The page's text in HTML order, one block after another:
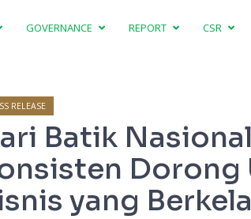
GOVERNANCE REPORT CSR
RELEASE
Batik
Dorong
yang